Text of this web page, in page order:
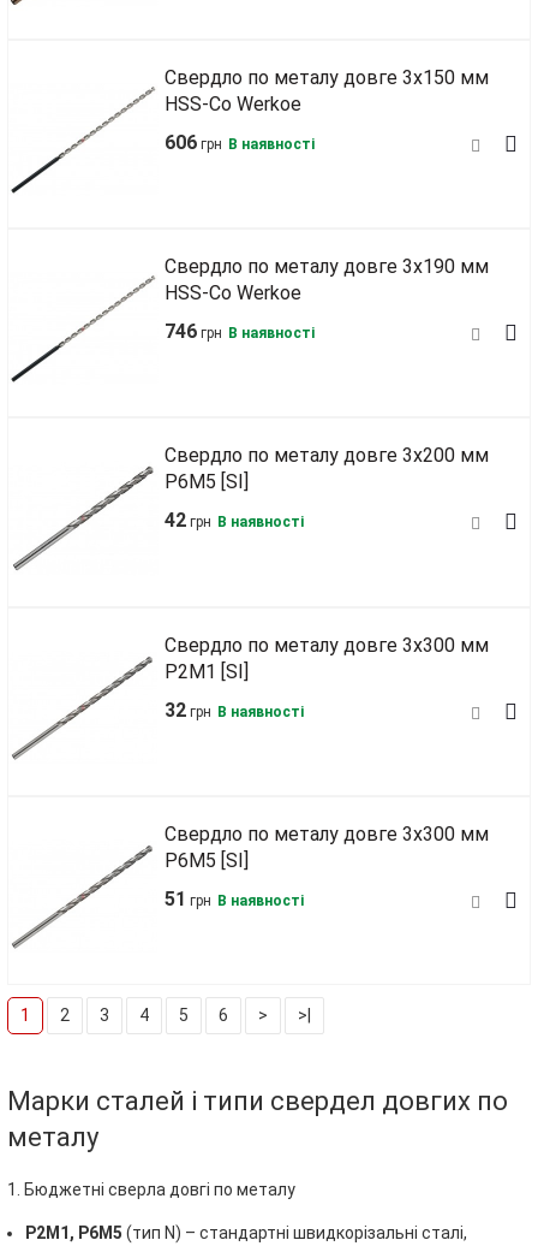
Свердло по металу довге 3х150 мм
HSS‑Co Werkoe
606 грн В наявності
Свердло по металу довге 3х190 мм
HSS‑Co Werkoe
746 грн В наявності
Свердло по металу довге 3х200 мм
Р6М5 [SI]
42 грн В наявності
Свердло по металу довге 3х300 мм
Р2М1 [SI]
32 грн В наявності
Свердло по металу довге 3х300 мм
Р6М5 [SI]
51 грн В наявності
1 2 3 4 5 6 > >|
Марки сталей і типи свердел довгих по
металу
1. Бюджетні сверла довгі по металу
Р2М1, Р6М5 (тип N) – стандартні швидкорізальні сталі,